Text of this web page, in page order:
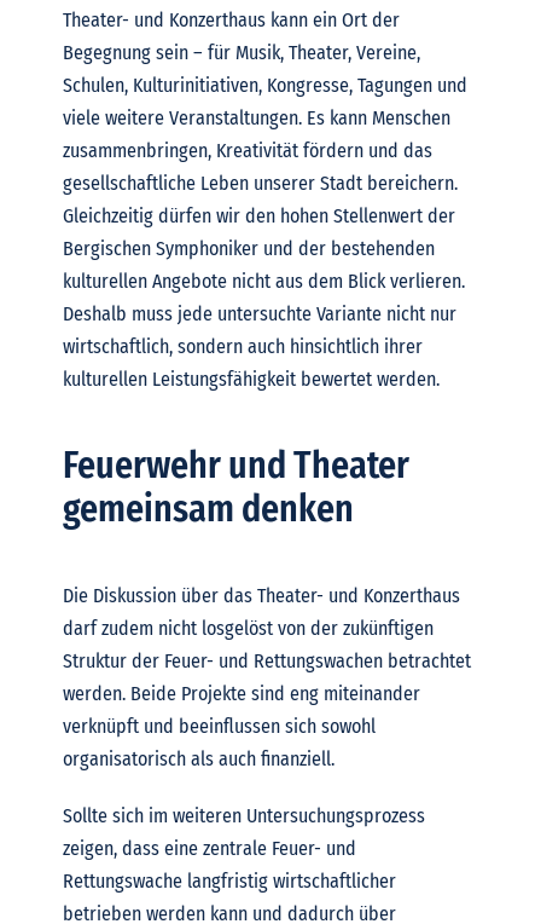
Theater- und Konzerthaus kann ein Ort der
Begegnung sein – für Musik, Theater, Vereine,
Schulen, Kulturinitiativen, Kongresse, Tagungen und
viele weitere Veranstaltungen. Es kann Menschen
zusammenbringen, Kreativität fördern und das
gesellschaftliche Leben unserer Stadt bereichern.
Gleichzeitig dürfen wir den hohen Stellenwert der
Bergischen Symphoniker und der bestehenden
kulturellen Angebote nicht aus dem Blick verlieren.
Deshalb muss jede untersuchte Variante nicht nur
wirtschaftlich, sondern auch hinsichtlich ihrer
kulturellen Leistungsfähigkeit bewertet werden.
Feuerwehr und Theater
gemeinsam denken
Die Diskussion über das Theater- und Konzerthaus
darf zudem nicht losgelöst von der zukünftigen
Struktur der Feuer- und Rettungswachen betrachtet
werden. Beide Projekte sind eng miteinander
verknüpft und beeinflussen sich sowohl
organisatorisch als auch finanziell.
Sollte sich im weiteren Untersuchungsprozess
zeigen, dass eine zentrale Feuer- und
Rettungswache langfristig wirtschaftlicher
betrieben werden kann und dadurch über